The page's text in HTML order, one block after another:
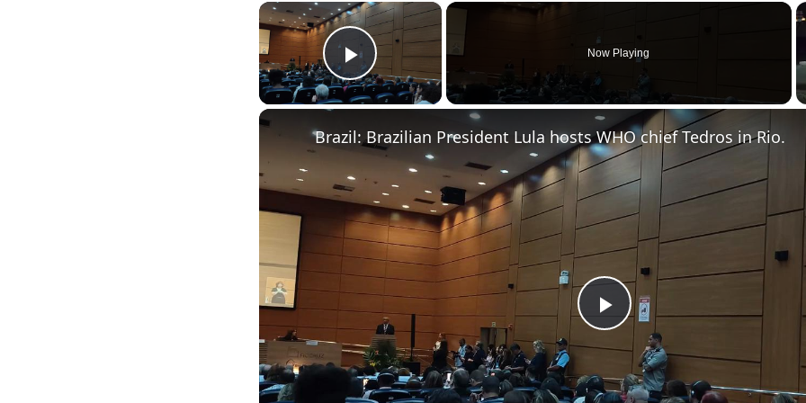
×
Play Video
Now Playing
Play Video
Brazil: Brazilian President Lula hosts WHO chief Tedros in Rio.